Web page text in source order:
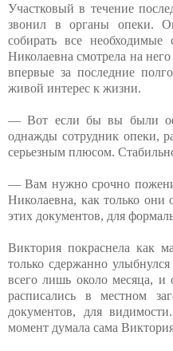
Участковый в течение
звонил в органы опеки.
собирать все
Николаевна смотрела на
впервые за последние
живой интерес к жизни.
— Вот если бы вы были
однажды сотрудник опеки,
серьезным плюсом.
— Вам нужно срочно
Николаевна, как только
этих документов, для
Виктория покраснела как
только сдержанно
всего лишь около месяца, и
расписались в местном
документов, для
момент думала сама